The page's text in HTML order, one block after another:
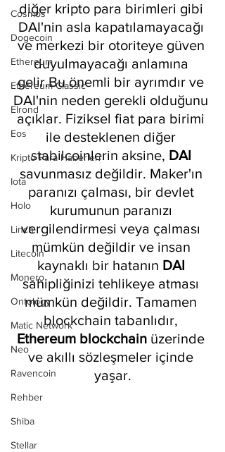
Cosmos
Dogecoin
Ethereum
Ethereum Classic
Elrond
Eos
Kripto Para Haberleri
Iota
Holo
Linch
Litecoin
Monero
Ontology
Matic Network
Neo
Ravencoin
Rehber
Shiba
Stellar
diğer kripto para birimleri gibi
DAI'nin asla kapatılamayacağı
ve merkezi bir otoriteye güven
duyulmayacağı anlamına
gelir.Bu önemli bir ayrımdır ve
DAI'nin neden gerekli olduğunu
açıklar. Fiziksel fiat para birimi
ile desteklenen diğer
stabilcoinlerin aksine, DAI
savunmasız değildir. Maker'ın
paranızı çalması, bir devlet
kurumunun paranızı
vergilendirmesi veya çalması
mümkün değildir ve insan
kaynaklı bir hatanın DAI
sahipliğinizi tehlikeye atması
mümkün değildir. Tamamen
blockchain tabanlıdır,
Ethereum blockchain üzerinde
ve akıllı sözleşmeler içinde
yaşar.